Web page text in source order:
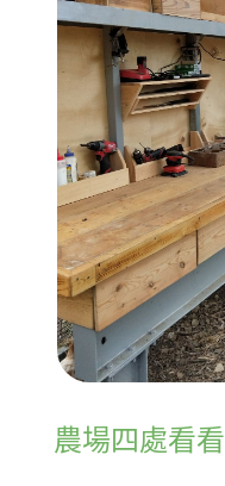
農場四處看看